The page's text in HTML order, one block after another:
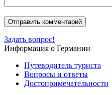
Задать вопрос!
Информация о Германии
Путеводитель туриста
Вопросы и ответы
Достопримечательности